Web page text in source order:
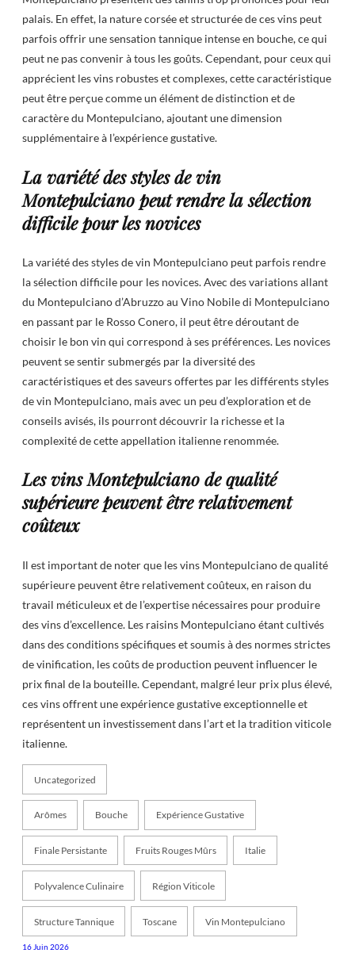
palais. En effet, la nature corsée et structurée de ces vins peut
parfois offrir une sensation tannique intense en bouche, ce qui
peut ne pas convenir à tous les goûts. Cependant, pour ceux qui
apprécient les vins robustes et complexes, cette caractéristique
peut être perçue comme un élément de distinction et de
caractère du Montepulciano, ajoutant une dimension
supplémentaire à l’expérience gustative.
La variété des styles de vin
Montepulciano peut rendre la sélection
difficile pour les novices
La variété des styles de vin Montepulciano peut parfois rendre
la sélection difficile pour les novices. Avec des variations allant
du Montepulciano d’Abruzzo au Vino Nobile di Montepulciano
en passant par le Rosso Conero, il peut être déroutant de
choisir le bon vin qui correspond à ses préférences. Les novices
peuvent se sentir submergés par la diversité des
caractéristiques et des saveurs offertes par les différents styles
de vin Montepulciano, mais avec un peu d’exploration et de
conseils avisés, ils pourront découvrir la richesse et la
complexité de cette appellation italienne renommée.
Les vins Montepulciano de qualité
supérieure peuvent être relativement
coûteux
Il est important de noter que les vins Montepulciano de qualité
supérieure peuvent être relativement coûteux, en raison du
travail méticuleux et de l’expertise nécessaires pour produire
des vins d’excellence. Les raisins Montepulciano étant cultivés
dans des conditions spécifiques et soumis à des normes strictes
de vinification, les coûts de production peuvent influencer le
prix final de la bouteille. Cependant, malgré leur prix plus élevé,
ces vins offrent une expérience gustative exceptionnelle et
représentent un investissement dans l’art et la tradition viticole
italienne.
Uncategorized
Arômes Bouche Expérience Gustative
Finale Persistante Fruits Rouges Mûrs Italie
Polyvalence Culinaire Région Viticole
Structure Tannique Toscane Vin Montepulciano
16 Juin 2026